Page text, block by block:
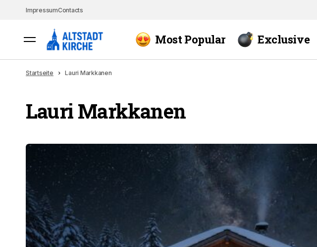
ImpressumContacts
Most Popular Exclusive
Startseite Lauri Markkanen
Lauri Markkanen